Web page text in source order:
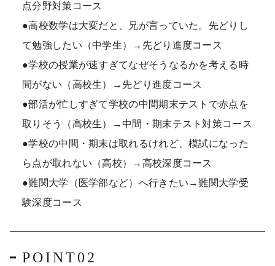
点分野対策コース
●高校数学は大変だと、兄が言っていた。先どりし
て勉強したい（中学生）→先どり進度コース
●学校の授業が速すぎてなぜそうなるかを考える時
間がない（高校生）→先どり進度コース
●部活が忙しすぎて学校の中間期末テストで赤点を
取りそう（高校生）→中間・期末テスト対策コース
●学校の中間・期末は取れるけれど、模試になった
ら点が取れない（高校）→高校深度コース
●難関大学（医学部など）へ行きたい→難関大学受
験深度コース
POINT02